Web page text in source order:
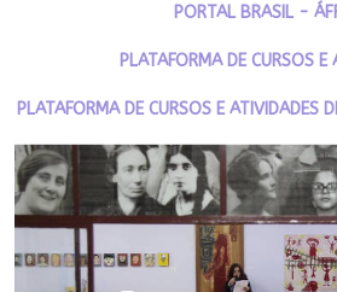
PORTAL BRASIL -
PLATAFORMA DE CURSOS E
PLATAFORMA DE CURSOS E ATIVIDADES